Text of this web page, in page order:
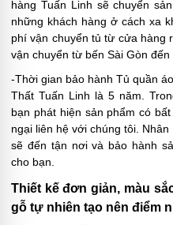
hàng Tuấn Linh sẽ chuyển
những khách hàng ở cách xa
phí vận chuyển tủ từ cửa hàng
vận chuyển từ bến Sài Gòn đến
-Thời gian bảo hành Tủ quần
Thất Tuấn Linh là 5 năm.
bạn phát hiện sản phẩm có
ngại liên hệ với chúng tôi.
sẽ đến tận nơi và bảo hành
cho bạn.
Thiết kế đơn giản, màu
gỗ tự nhiên tạo nên điểm